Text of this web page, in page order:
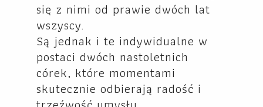
się z nimi od prawie dwóch lat
wszyscy.
Są jednak i te indywidualne w
postaci dwóch nastoletnich
córek, które momentami
skutecznie odbierają radość i